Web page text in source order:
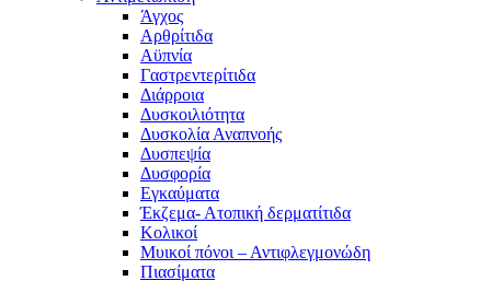
Άγχος
Αρθρίτιδα
Αϋπνία
Γαστρεντερίτιδα
Διάρροια
Δυσκοιλιότητα
Δυσκολία Αναπνοής
Δυσπεψία
Δυσφορία
Εγκαύματα
Έκζεμα- Ατοπική δερματίτιδα
Κολικοί
Μυικοί πόνοι – Αντιφλεγμονώδη
Πιασίματα